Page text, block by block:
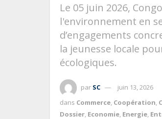
Le 05 juin 2026,
l'environnement en
d’engagements
la jeunesse locale
écologiques.
par SC
juin 13, 2026
dans Commerce Coopération
Dossier Economie Energie